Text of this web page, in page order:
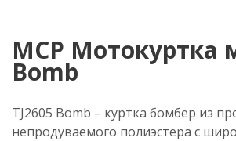
MCP Мотокуртка
Bomb
TJ2605 Bomb – куртка бомбер из
непродуваемого полиэстера с